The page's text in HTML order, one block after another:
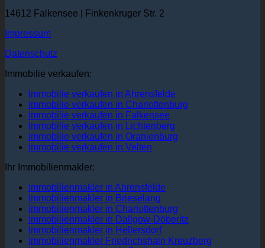
14612 Falkensee | Finkenkruger Str. 2
Impressum
Datenschutz
Immobilie verkaufen:
Immobilie verkaufen in Ahrensfelde
Immobilie verkaufen in Charlottenburg
Immobilie verkaufen in Falkensee
Immobilie verkaufen in Lichtenberg
Immobilie verkaufen in Oranienburg
Immobilie verkaufen in Velten
Ihr Immobilienmakler:
Immobilienmakler in Ahrensfelde
Immobilienmakler in Brieselang
Immobilienmakler in Charlottenburg
Immobilienmakler in Dallgow-Döberitz
Immobilienmakler in Hellersdorf
Immobilienmakler Friedrichshain Kreuzberg